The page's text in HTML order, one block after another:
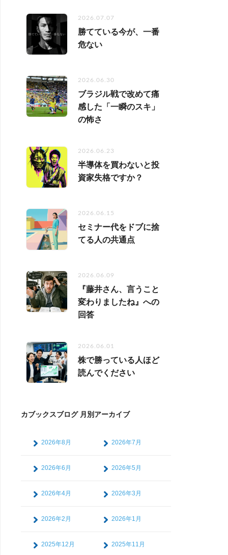
2026.07.07
勝てている今が、一番
危ない
2026.06.30
ブラジル戦で改めて痛
感した「一瞬のスキ」
の怖さ
2026.06.23
半導体を買わないと投
資家失格ですか？
2026.06.15
セミナー代をドブに捨
てる人の共通点
2026.06.09
『藤井さん、言うこと
変わりましたね』への
回答
2026.06.01
株で勝っている人ほど
読んでください
カブックスブログ 月別アーカイブ
2026年8月 2026年7月
2026年6月 2026年5月
2026年4月 2026年3月
2026年2月 2026年1月
2025年12月 2025年11月